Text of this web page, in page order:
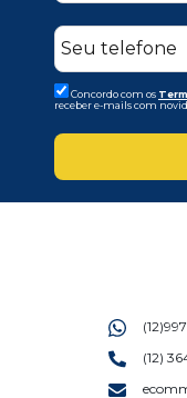
Concordo com os
receber e-mails com
(12)